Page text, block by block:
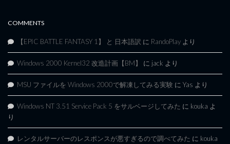
COMMENTS
【EPIC BATTLE FANTASY 1】 と 日本語訳 に RandoPlay より
Windows 2000 Kernel32 改造計画【BM】 に jack より
MSU ファイルを Windows 2000で解凍してみる実験 に Yas より
Windows NT 3.51 Service Pack 5 をサルベージしてみた に kouka よ
り
レンタルサーバーのレスポンスが悪すぎるので調べてみた に kouka